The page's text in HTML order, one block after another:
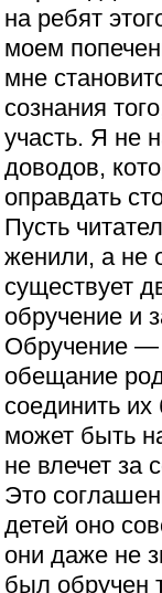
на ребят
моем
мне
сознания
участь. Я не
доводов,
оправдать
Пусть
женили, а не
существует
обручение и
Обручение —
обещание
соединить
может быть
не влечет за
Это
детей оно
они даже не
был обручен